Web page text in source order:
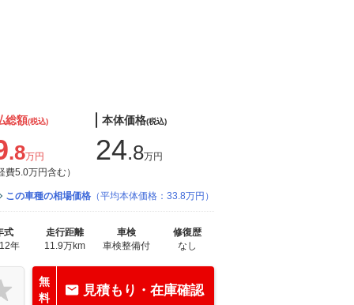
総額(税込)
.8万円
費5.0万円含む）
本体価格(税込)
24.8万円
この車種の相場価格 （平均本体価格：33.8万円）
式
年
走行距離
11.9万km
車検
車検整備付
修復歴
なし
無
料
見積もり・在庫確認